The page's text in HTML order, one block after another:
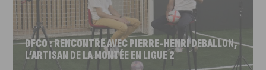
DFCO : RENCONTRE AVEC PIERRE-HENRI DEBALLON,
L’ARTISAN DE LA MONTÉE EN LIGUE 2